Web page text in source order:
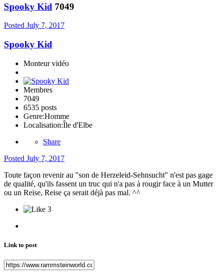
Spooky Kid 7049
Posted July 7, 2017
Spooky Kid
Monteur vidéo
Membres
7049
6535 posts
Genre:Homme
Localisation:Île d'Elbe
Share
Posted July 7, 2017
Toute façon revenir au "son de Herzeleid-Sehnsucht" n'est pas gage
de qualité, qu'ils fassent un truc qui n'a pas à rougir face à un Mutter
ou un Reise, Reise ça serait déjà pas mal. ^^
3
Link to post